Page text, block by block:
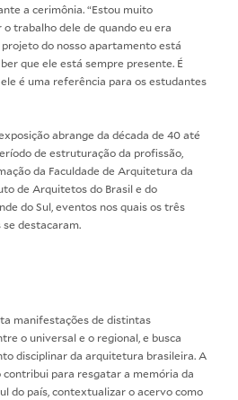
a cerimônia. “Estou muito
trabalho dele de quando eu era
do nosso apartamento está
que ele está sempre presente. É
é uma referência para os estudantes
abrange da década de 40 até
de estruturação da profissão,
da Faculdade de Arquitetura da
de Arquitetos do Brasil e do
do Sul, eventos nos quais os três
destacaram.
manifestações de distintas
o universal e o regional, e busca
disciplinar da arquitetura brasileira. A
para resgatar a memória da
do país, contextualizar o acervo como